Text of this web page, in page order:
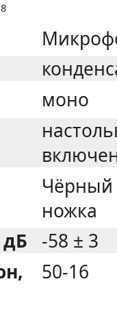
моно
Чёрный
ножка
-58 ± 3
50-16